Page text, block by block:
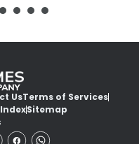
UsTerms of Services
IndexSitemap